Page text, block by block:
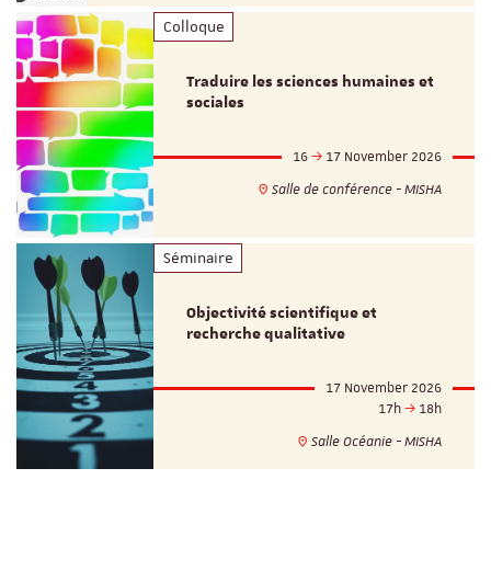
Colloque
Traduire les sciences humaines et
sociales
16
17 November 2026
Salle de conférence - MISHA
Séminaire
Objectivité scientifique et
recherche qualitative
17 November 2026
17h
18h
Salle Océanie - MISHA